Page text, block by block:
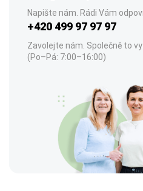
Napište nám. Rádi Vám
+420 499 97 97 97
Zavolejte nám. Společně to
(Po–Pá: 7:00–16:00)